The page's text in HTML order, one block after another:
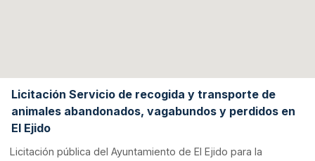
Licitación Servicio de recogida y transporte de
animales abandonados, vagabundos y perdidos en
El Ejido
Licitación pública del Ayuntamiento de El Ejido para la